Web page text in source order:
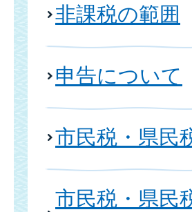
非課税の範囲
申告について
市民税・県民
市民税・県民